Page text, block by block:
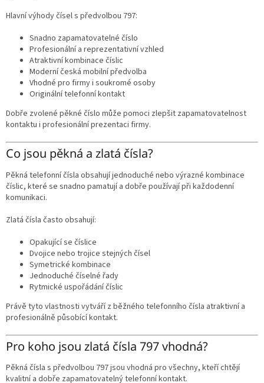
Hlavní výhody čísel s předvolbou 797:
Snadno zapamatovatelné číslo
Profesionální a reprezentativní vzhled
Atraktivní kombinace číslic
Moderní česká mobilní předvolba
Vhodné pro firmy i soukromé osoby
Originální telefonní kontakt
Dobře zvolené pěkné číslo může pomoci zlepšit zapamatovatelnost
kontaktu i profesionální prezentaci firmy.
Co jsou pěkná a zlatá čísla?
Pěkná telefonní čísla obsahují jednoduché nebo výrazné kombinace
číslic, které se snadno pamatují a dobře používají při každodenní
komunikaci.
Zlatá čísla často obsahují:
Opakující se číslice
Dvojice nebo trojice stejných čísel
Symetrické kombinace
Jednoduché číselné řady
Rytmické uspořádání číslic
Právě tyto vlastnosti vytváří z běžného telefonního čísla atraktivní a
profesionálně působící kontakt.
Pro koho jsou zlatá čísla 797 vhodná?
Pěkná čísla s předvolbou 797 jsou vhodná pro všechny, kteří chtějí
kvalitní a dobře zapamatovatelný telefonní kontakt.